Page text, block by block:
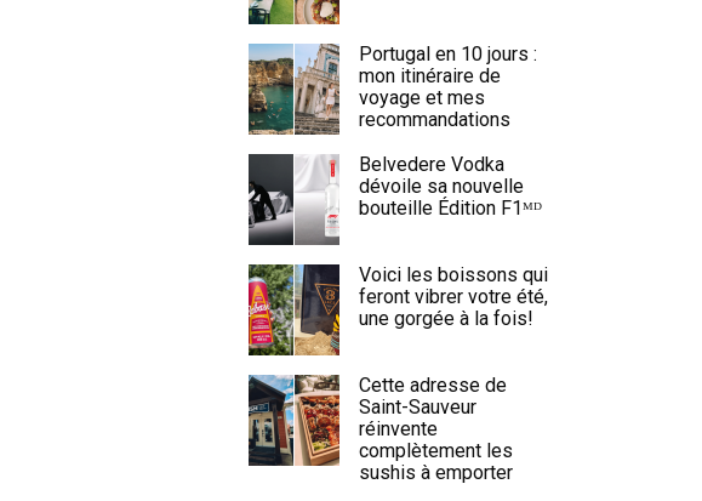
Portugal en 10 jours :
mon itinéraire de
voyage et mes
recommandations
Belvedere Vodka
dévoile sa nouvelle
bouteille Édition F1ᴹᴰ
Voici les boissons qui
feront vibrer votre été,
une gorgée à la fois!
Cette adresse de
Saint-Sauveur
réinvente
complètement les
sushis à emporter